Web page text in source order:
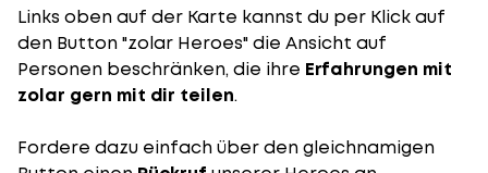
Links oben auf der Karte kannst du per Klick auf
den Button "zolar Heroes" die Ansicht auf
Personen beschränken, die ihre Erfahrungen mit
zolar gern mit dir teilen.
Fordere dazu einfach über den gleichnamigen